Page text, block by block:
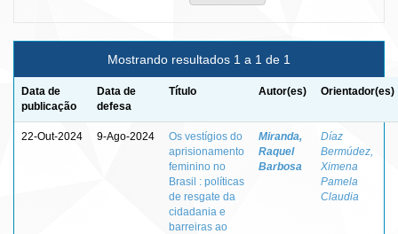
Mostrando resultados 1 a 1 de 1
Data de
publicação
Data de
defesa
Título Autor(es) Orientador(es)
22-Out-2024 9-Ago-2024
Os vestígios do
aprisionamento
feminino no
Brasil : políticas
de resgate da
cidadania e
barreiras ao
Miranda,
Raquel
Barbosa
Díaz
Bermúdez,
Ximena
Pamela
Claudia